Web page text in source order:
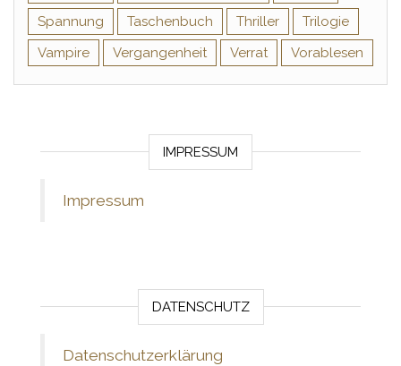
Spannung
Taschenbuch Thriller
Trilogie
Vampire
Vergangenheit Verrat Vorablesen
IMPRESSUM
Impressum
DATENSCHUTZ
Datenschutzerklärung